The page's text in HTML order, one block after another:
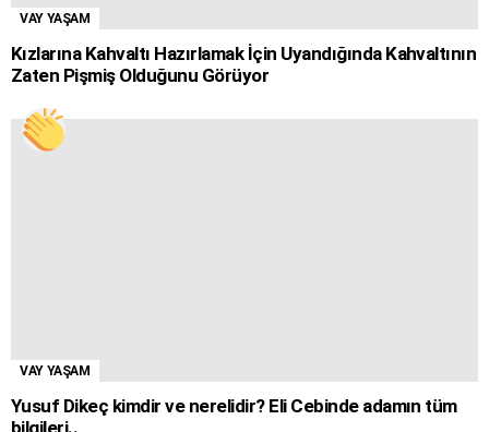
VAY YAŞAM
Kızlarına Kahvaltı Hazırlamak İçin Uyandığında Kahvaltının
Zaten Pişmiş Olduğunu Görüyor
VAY YAŞAM
Yusuf Dikeç kimdir ve nerelidir? Eli Cebinde adamın tüm